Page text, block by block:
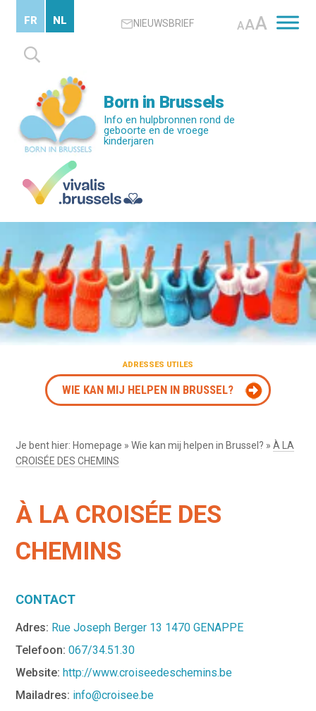
content
NIEUWSBRIEF AAA
Zoeken
naar:
FR NL
Born in Brussels
Info en hulpbronnen rond de
geboorte en de vroege
kinderjaren
ADRESSES UTILES
WIE KAN MIJ HELPEN IN BRUSSEL?
Je bent hier: Homepage »Wie kan mij helpen in Brussel? »À LA
CROISÉE DES CHEMINS
À LA CROISÉE DES
CHEMINS
CONTACT
Adres: Rue Joseph Berger 13 1470 GENAPPE
Telefoon: 067/34.51.30
Website:http://www.croiseedeschemins.be
Mailadres: info@croisee.be